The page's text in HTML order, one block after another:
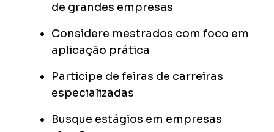
de grandes empresas
Considere mestrados com foco em
aplicação prática
Participe de feiras de carreiras
especializadas
Busque estágios em empresas